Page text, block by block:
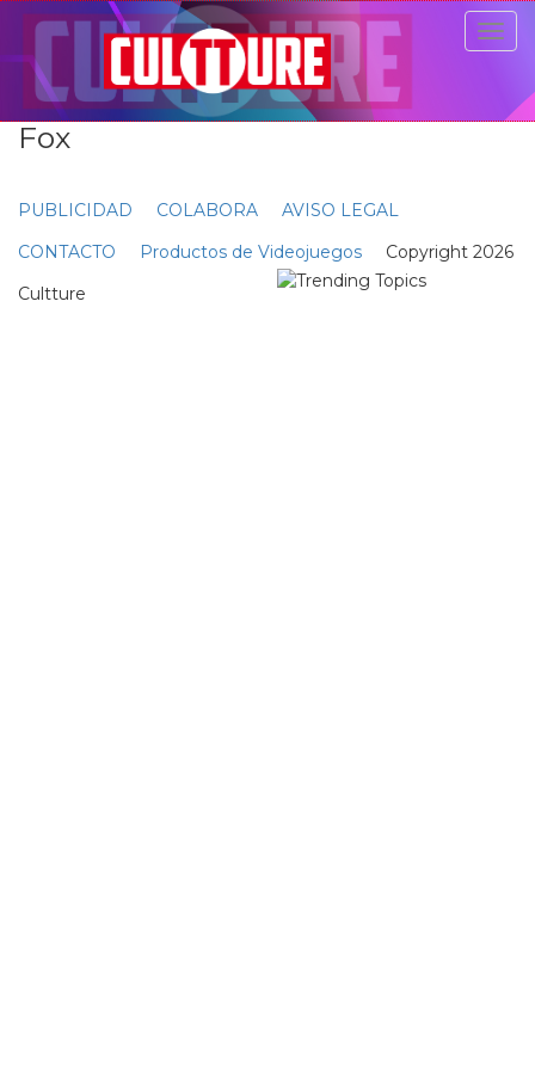
Fox
PUBLICIDAD COLABORA
AVISO LEGAL
CONTACTO
Productos de Videojuegos Copyright 2026
Cultture